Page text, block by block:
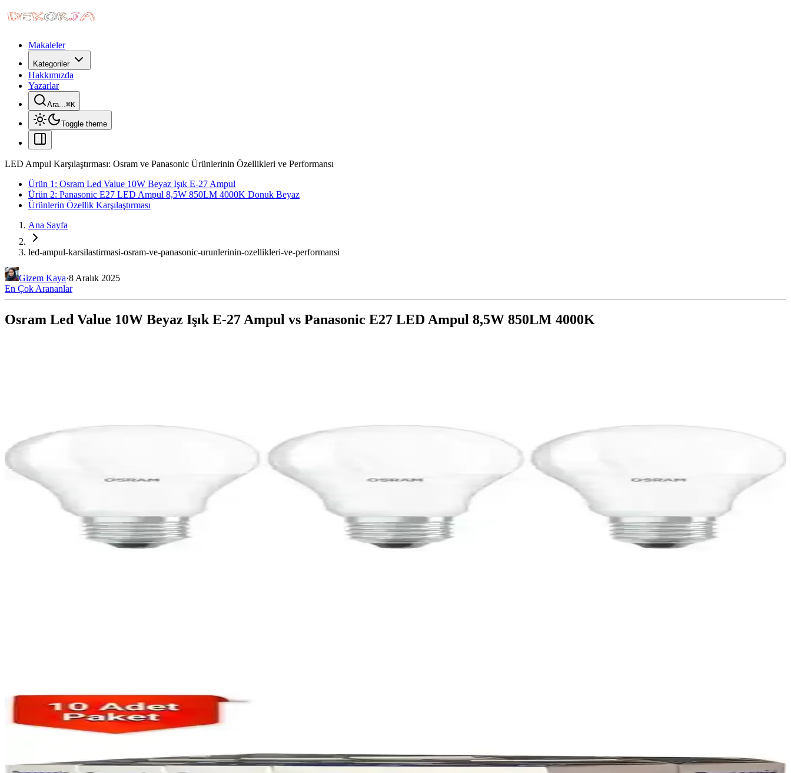
Makaleler
Kategoriler
Hakkımızda
Yazarlar
Ara...⌘K
Toggle theme
LED Ampul Karşılaştırması: Osram ve Panasonic Ürünlerinin Özellikleri ve Performansı
Ürün 1: Osram Led Value 10W Beyaz Işık E-27 Ampul
Ürün 2: Panasonic E27 LED Ampul 8,5W 850LM 4000K Donuk Beyaz
Ürünlerin Özellik Karşılaştırması
Ana Sayfa
led-ampul-karsilastirmasi-osram-ve-panasonic-urunlerinin-ozellikleri-ve-performansi
Gizem Kaya·8 Aralık 2025
En Çok Arananlar
Osram Led Value 10W Beyaz Işık E-27 Ampul vs Panasonic E27 LED Ampul 8,5W 850LM 4000K